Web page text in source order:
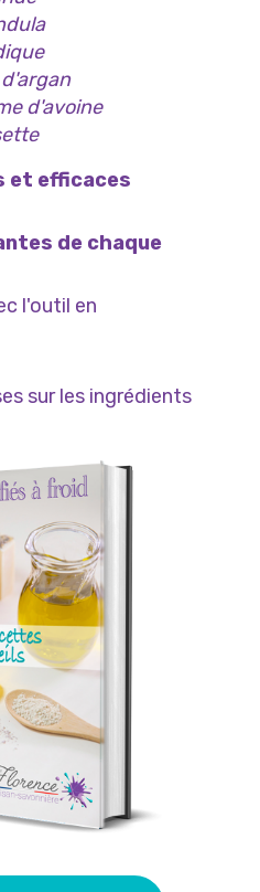
d'avoine
et efficaces
de chaque
l'outil en
sur les ingrédients